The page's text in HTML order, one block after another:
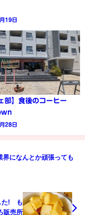
19日
部】食後のコーヒー
28日
界になんとか頑張っても
た! も
販売所